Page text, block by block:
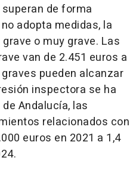
de forma
adopta medidas, la
o muy grave. Las
van de 2.451 euros a
pueden alcanzar
inspectora se ha
Andalucía, las
relacionados con
euros en 2021 a 1,4